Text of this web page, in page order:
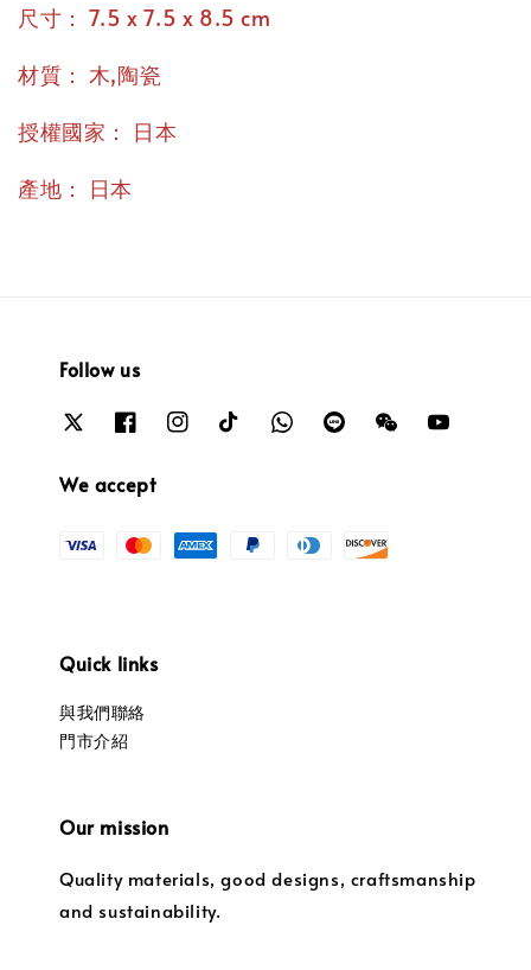
尺寸 ： 7.5 x 7.5 x 8.5 cm
材質 ： 木,陶瓷
授權國家 ： 日本
產地 ： 日本
Follow us
We accept
Quick links
與我們聯絡
門市介紹
Our mission
Quality materials, good designs, craftsmanship
and sustainability.